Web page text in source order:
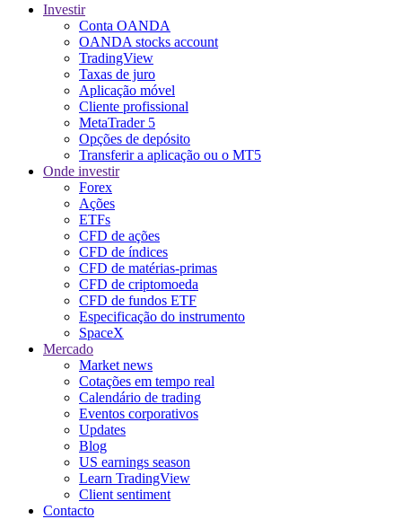
Investir
Conta OANDA
OANDA stocks account
TradingView
Taxas de juro
Aplicação móvel
Cliente profissional
MetaTrader 5
Opções de depósito
Transferir a aplicação ou o MT5
Onde investir
Forex
Ações
ETFs
CFD de ações
CFD de índices
CFD de matérias-primas
CFD de criptomoeda
CFD de fundos ETF
Especificação do instrumento
SpaceX
Mercado
Market news
Cotações em tempo real
Calendário de trading
Eventos corporativos
Updates
Blog
US earnings season
Learn TradingView
Client sentiment
Contacto